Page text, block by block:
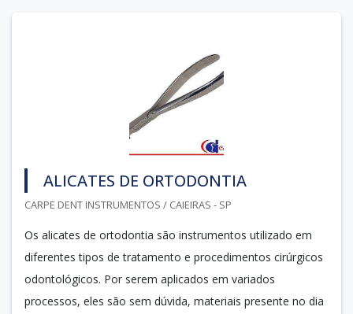
ALICATES DE ORTODONTIA
CARPE DENT INSTRUMENTOS / CAIEIRAS - SP
Os alicates de ortodontia são instrumentos utilizado em
diferentes tipos de tratamento e procedimentos cirúrgicos
odontológicos. Por serem aplicados em variados
processos, eles são sem dúvida, materiais presente no dia